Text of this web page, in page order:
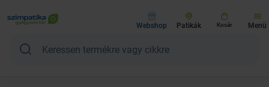
Webshop Patikák Kosár Menü